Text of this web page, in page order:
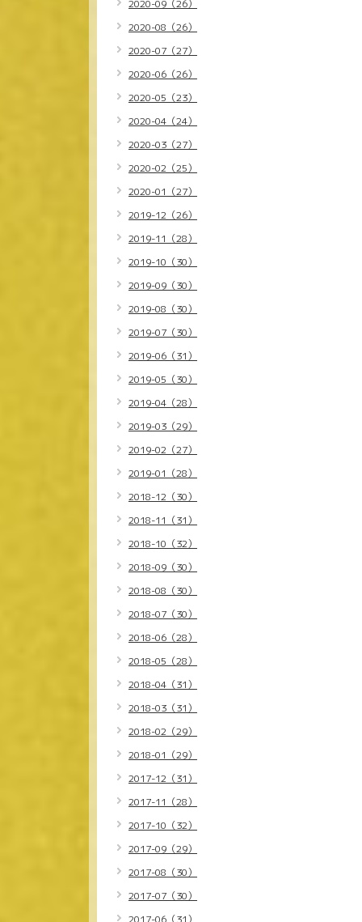
2020-09（26）
2020-08（26）
2020-07（27）
2020-06（26）
2020-05（23）
2020-04（24）
2020-03（27）
2020-02（25）
2020-01（27）
2019-12（26）
2019-11（28）
2019-10（30）
2019-09（30）
2019-08（30）
2019-07（30）
2019-06（31）
2019-05（30）
2019-04（28）
2019-03（29）
2019-02（27）
2019-01（28）
2018-12（30）
2018-11（31）
2018-10（32）
2018-09（30）
2018-08（30）
2018-07（30）
2018-06（28）
2018-05（28）
2018-04（31）
2018-03（31）
2018-02（29）
2018-01（29）
2017-12（31）
2017-11（28）
2017-10（32）
2017-09（29）
2017-08（30）
2017-07（30）
2017-06（31）